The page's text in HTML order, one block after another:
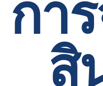
กา
สิ